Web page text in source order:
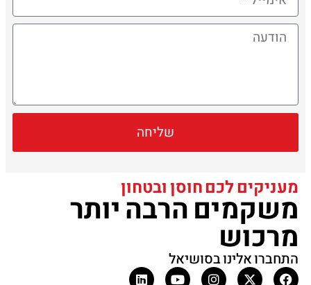
שליחה
מעניקים לכם חוסן ובטחון
משקמים הרבה יותר
מרכוש
התחברו אלינו בסושיאל